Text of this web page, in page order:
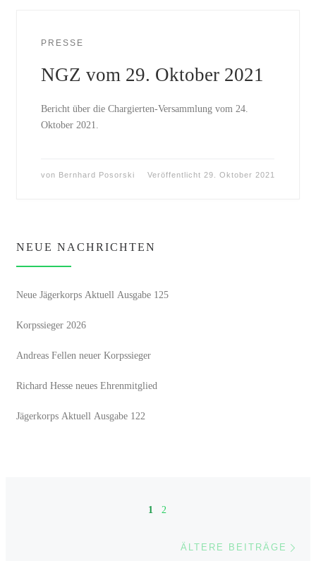
PRESSE
NGZ vom 29. Oktober 2021
Bericht über die Chargierten-Versammlung vom 24.
Oktober 2021.
von Bernhard Posorski Veröffentlicht 29. Oktober 2021
NEUE NACHRICHTEN
Neue Jägerkorps Aktuell Ausgabe 125
Korpssieger 2026
Andreas Fellen neuer Korpssieger
Richard Hesse neues Ehrenmitglied
Jägerkorps Aktuell Ausgabe 122
Beitragsnavigation
1 2
ÄLTERE BEITRÄGE